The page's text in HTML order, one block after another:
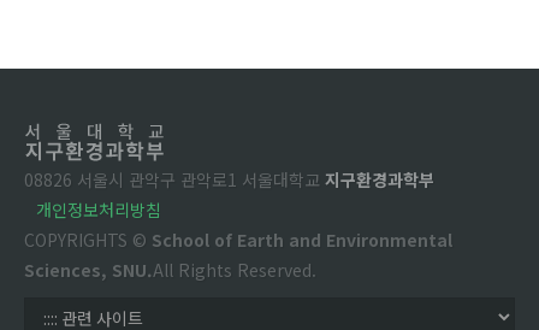
08826 서울시 관악구 관악로1 서울대학교 지구환경과학부
개인정보처리방침
COPYRIGHTS © School of Earth and Environmental
Sciences, SNU.All Rights Reserved.